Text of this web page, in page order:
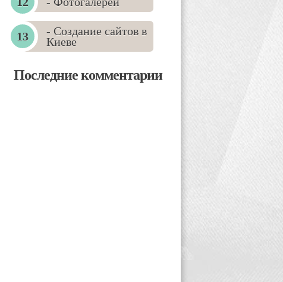
- Создание сайтов в
Киеве
Последние комментарии